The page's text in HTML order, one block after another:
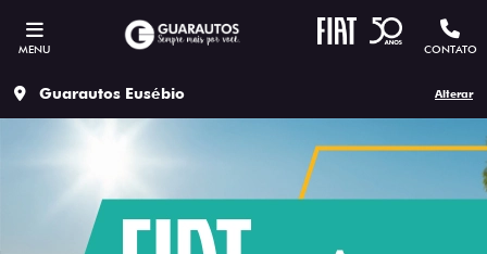
MENU CONTATO
Guarautos Eusébio Alterar